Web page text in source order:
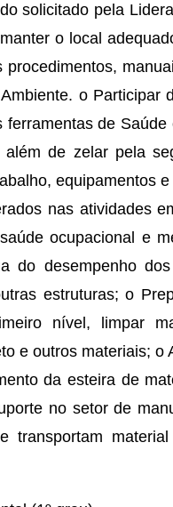
solicitado pela
o local
o Participar
de
de zelar pela
equipamentos
nas atividades
ocupacional e
do desempenho
estruturas; o
nível, limpar
e outros materiais; o
da esteira de
no setor de